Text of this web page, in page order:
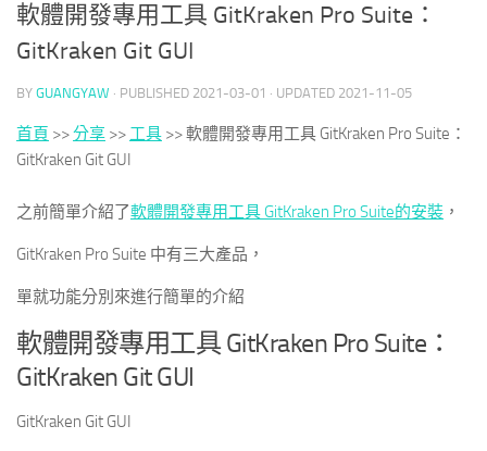
軟體開發專用工具 GitKraken Pro Suite：
GitKraken Git GUI
BY GUANGYAW · PUBLISHED 2021-03-01 · UPDATED 2021-11-05
首頁 >>分享 >> 工具 >>軟體開發專用工具 GitKraken Pro Suite：
GitKraken Git GUI
之前簡單介紹了軟體開發專用工具 GitKraken Pro Suite的安裝 ，
GitKraken Pro Suite 中有三大產品，
單就功能分別來進行簡單的介紹
軟體開發專用工具 GitKraken Pro Suite：
GitKraken Git GUI
GitKraken Git GUI